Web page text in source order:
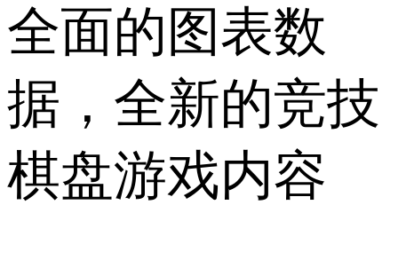
全面的图表数
据，全新的竞技
棋盘游戏内容